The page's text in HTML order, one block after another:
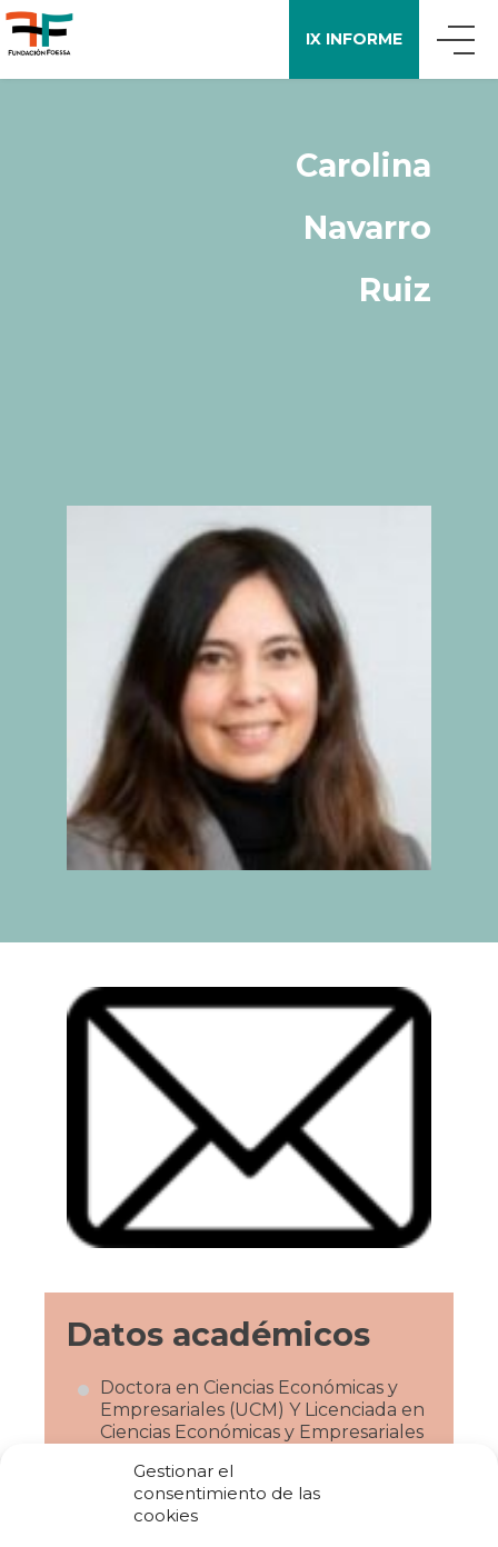
Gestionar el
consentimiento de las
cookies
IX INFORME
BUSCADOR
IX INFORME
Carolina
Navarro
Ruiz
Datos académicos
Doctora en Ciencias Económicas y
Empresariales (UCM) Y Licenciada en
Ciencias Económicas y Empresariales
Actualmente profesora en UNED.